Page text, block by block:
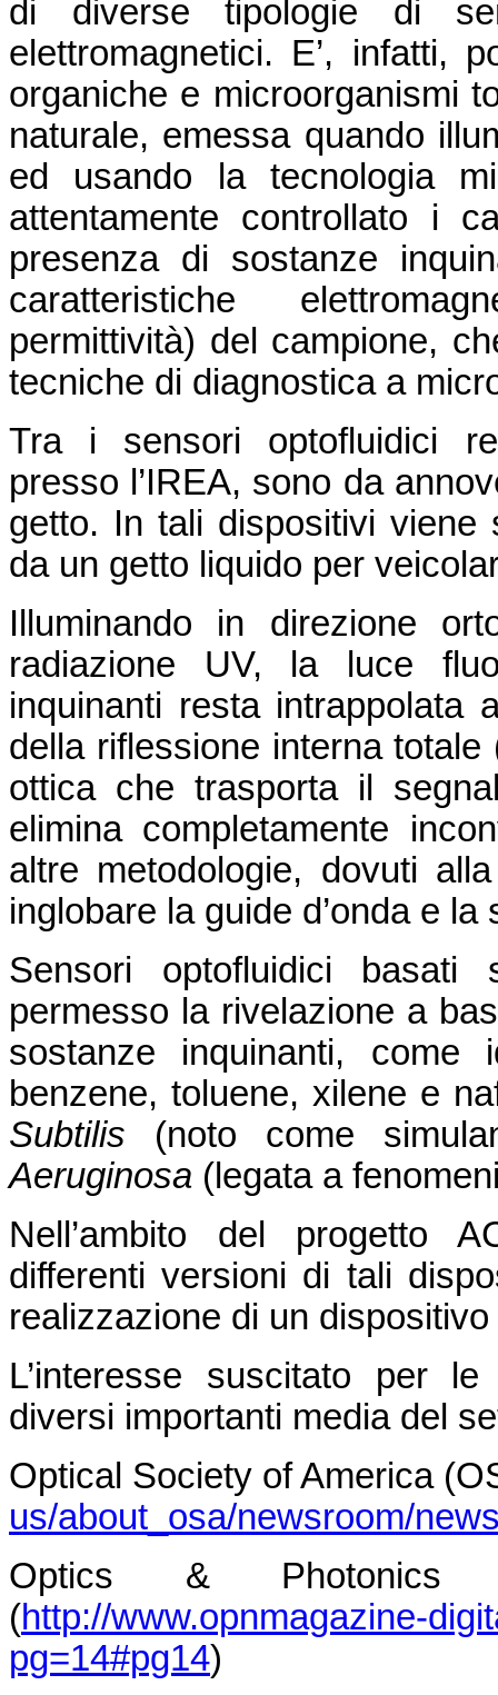
di diverse tipologie di
elettromagnetici. E’, infatti,
organiche e microorganismi
naturale, emessa quando
ed usando la tecnologia
attentamente controllato i
presenza di sostanze
caratteristiche
permittività) del campione,
tecniche di diagnostica a
Tra i sensori optofluidici
presso l’IREA, sono da
getto. In tali dispositivi viene
da un getto liquido per
Illuminando in direzione
radiazione UV, la luce
inquinanti resta intrappolata
della riflessione interna
ottica che trasporta il
elimina completamente
altre metodologie, dovuti
inglobare la guide d’onda e
Sensori optofluidici
permesso la rivelazione a
sostanze inquinanti, come
benzene, toluene, xilene e
Subtilis (noto come
Aeruginosa (legata a
Nell’ambito del progetto
differenti versioni di tali
realizzazione di un
L’interesse suscitato per
diversi importanti media del
Optical Society of America
us/about_osa/newsroom/
Optics &
(http://www.opnmagazine-
pg=14#pg14)